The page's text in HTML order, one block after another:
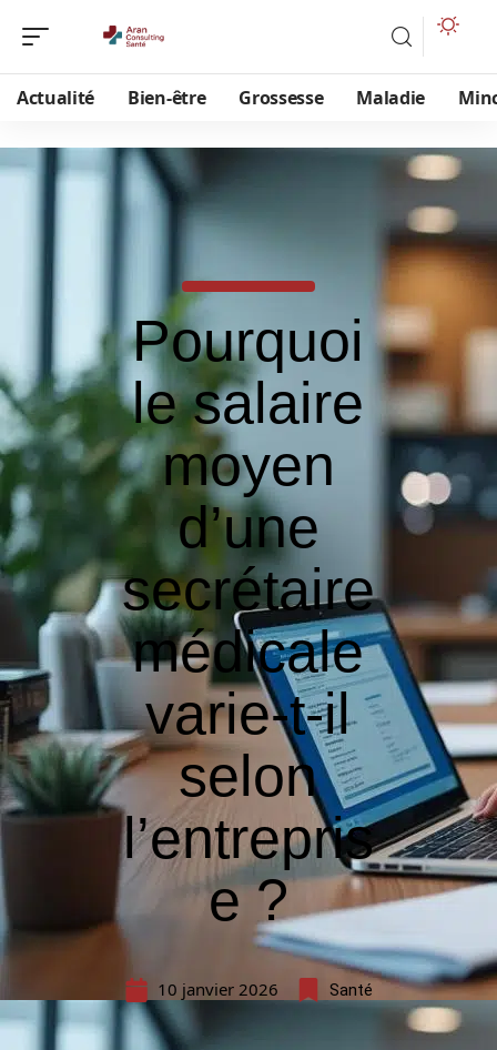
Actualité Bien-être Grossesse Maladie
Pourquoi
le salaire
moyen
d’une
secrétaire
médicale
varie-t-il
selon
l’entrepris
e ?
10 janvier 2026 Santé